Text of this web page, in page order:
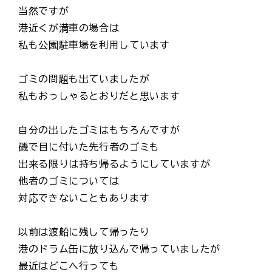
当然ですが
港近くが満車の場合は
私も公園駐車場を利用しています
ゴミの問題も出ていましたが
私もおっしゃるとおりだと思います
自分の出したゴミはもちろんですが
磯で目に付いた先行者のゴミも
出来る限りは持ち帰るようにしていますが
他者のゴミについては
対応できないこともあります
以前は渡船に残して帰ったり
港のドラム缶に放り込んで帰っていましたが
最近はどこへ行っても